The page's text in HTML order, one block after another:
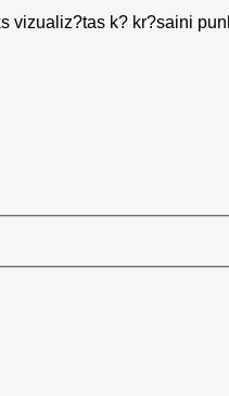
vizualiz?tas k? kr?saini